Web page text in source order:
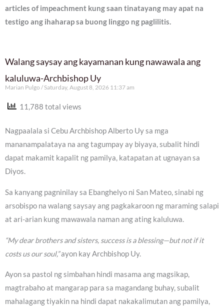
articles of impeachment kung saan tinatayang may apat na
testigo ang ihaharap sa buong linggo ng paglilitis.
Walang saysay ang kayamanan kung nawawala ang
kaluluwa-Archbishop Uy
Marian Pulgo Saturday, August 8, 2026 11:37 am
11,788 total views
Nagpaalala si Cebu Archbishop Alberto Uy sa mga
mananampalataya na ang tagumpay ay biyaya, subalit hindi
dapat makamit kapalit ng pamilya, katapatan at ugnayan sa
Diyos.
Sa kanyang pagninilay sa Ebanghelyo ni San Mateo, sinabi ng
arsobispo na walang saysay ang pagkakaroon ng maraming salapi
at ari-arian kung mawawala naman ang ating kaluluwa.
“My dear brothers and sisters, success is a blessing—but not if it
costs us our soul,”ayon kay Archbishop Uy.
Ayon sa pastol ng simbahan hindi masama ang magsikap,
magtrabaho at mangarap para sa magandang buhay, subalit
mahalagang tiyakin na hindi dapat nakakalimutan ang pamilya,